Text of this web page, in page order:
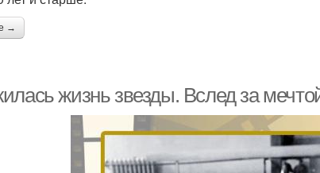
→
жизнь звезды. Вслед за